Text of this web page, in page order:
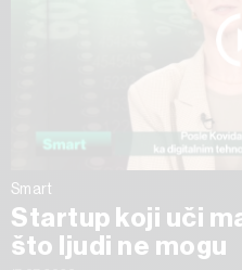
Smart
Startup koji uči
što ljudi ne mogu